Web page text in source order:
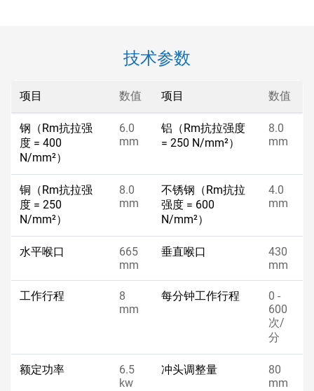
技术参数
项目 数值 项目 数值
钢（Rm抗拉强
度 = 400
N/mm²）
6.0
mm
铝（Rm抗拉强度
= 250 N/mm²）
8.0
mm
铜（Rm抗拉强
度 = 250
N/mm²）
8.0
mm
不锈钢（Rm抗拉
强度 = 600
N/mm²）
4.0
mm
水平喉口
665
mm
垂直喉口
430
mm
工作行程
8
mm
每分钟工作行程
0 -
600
次/
分
额定功率
6.5
kw
冲头调整量
80
mm